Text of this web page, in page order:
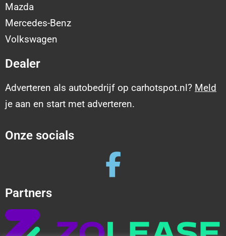
Mazda
Mercedes-Benz
Volkswagen
Dealer
Adverteren als autobedrijf op carhotspot.nl? Meld
je aan en start met adverteren.
Onze socials
Partners